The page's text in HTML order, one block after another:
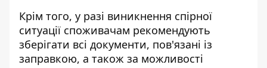
Крім того, у разі виникнення спірної
ситуації споживачам рекомендують
зберігати всі документи, пов'язані із
заправкою, а також за можливості